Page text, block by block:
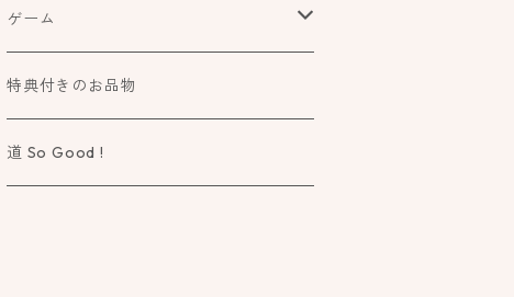
だれかの考えごと
詩歌と会う
物語に飛びこむ
ブローチ
ミラー
文具
オスコラボ
カタチ×モヨウスタンプ
小さなカタチ×モヨウスタンプ
タカトモハンコ
ゲーム
Atelier Mimir
特典付きのお品物
道 So Good !